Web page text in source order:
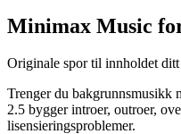
Minimax Music
Originale spor til innholdet ditt
Trenger du bakgrunnsmusikk
2.5 bygger introer, outroer,
lisensieringsproblemer.